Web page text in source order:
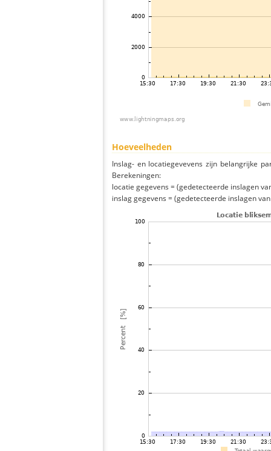
Hoeveelheden
Inslag- en locatiegevevens zijn belangrijke
Berekeningen:
locatie gegevens = (gedetecteerde inslagen
inslag gegevens = (gedetecteerde inslagen